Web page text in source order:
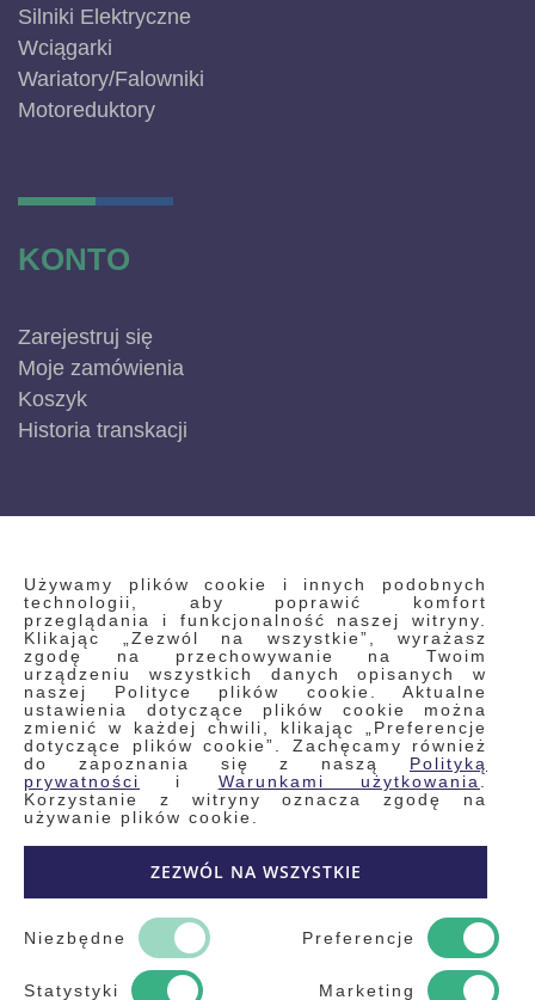
Używamy plików cookie i innych podobnych
technologii, aby poprawić komfort
przeglądania i funkcjonalność naszej witryny.
Klikając „Zezwól na wszystkie”, wyrażasz
zgodę na przechowywanie na Twoim
urządzeniu wszystkich danych opisanych w
naszej Polityce plików cookie. Aktualne
ustawienia dotyczące plików cookie można
zmienić w każdej chwili, klikając „Preferencje
dotyczące plików cookie”. Zachęcamy również
do zapoznania się z naszą Polityką
prywatności
i Warunkami użytkowania
Korzystanie z witryny oznacza zgodę na
używanie plików cookie.
ZEZWÓL NA WSZYSTKIE
Niezbędne Preferencje
Statystyki Marketing
Silniki Elektryczne
Wciągarki
Wariatory/Falowniki
Motoreduktory
KONTO
Zarejestruj się
Moje zamówienia
Koszyk
Historia transkacji
INFORMACJE
Regulamin
Polityka prywatności i pliki cookie
Wyszukiwane frazy
Wyszukiwanie zaawansowane
Zamówienia
Skontaktuj się z nami
Odstąp od umowy
Kontakt